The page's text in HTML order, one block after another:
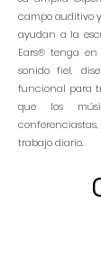
campo auditivo
ayudan a la
Ears® tenga
sonido fiel,
funcional para
que los
trabajo diario.